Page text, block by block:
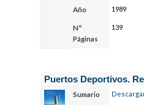
Año 1989
Nº
Páginas
139
Puertos Deportivos.
Sumario